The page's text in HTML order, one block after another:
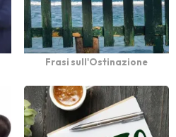
Frasi sull'Ostinazione